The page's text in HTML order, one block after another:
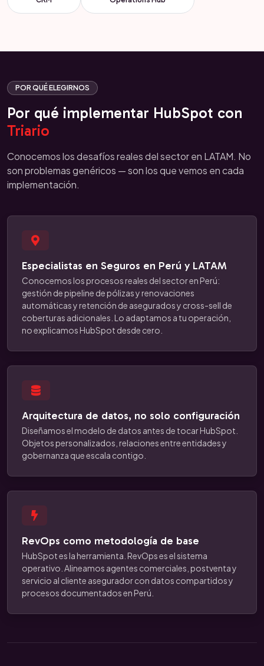
POR QUÉ ELEGIRNOS
Por qué implementar HubSpot con
Triario
Conocemos los desafíos reales del sector en LATAM. No
son problemas genéricos — son los que vemos en cada
implementación.
Especialistas en Seguros en Perú y LATAM
Conocemos los procesos reales del sector en Perú:
gestión de pipeline de pólizas y renovaciones
automáticas y retención de asegurados y cross-sell de
coberturas adicionales. Lo adaptamos a tu operación,
no explicamos HubSpot desde cero.
Arquitectura de datos, no solo configuración
Diseñamos el modelo de datos antes de tocar HubSpot.
Objetos personalizados, relaciones entre entidades y
gobernanza que escala contigo.
RevOps como metodología de base
HubSpot es la herramienta. RevOps es el sistema
operativo. Alineamos agentes comerciales, postventa y
servicio al cliente asegurador con datos compartidos y
procesos documentados en Perú.